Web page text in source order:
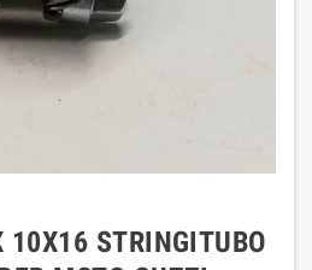
10X16 STRINGITUBO